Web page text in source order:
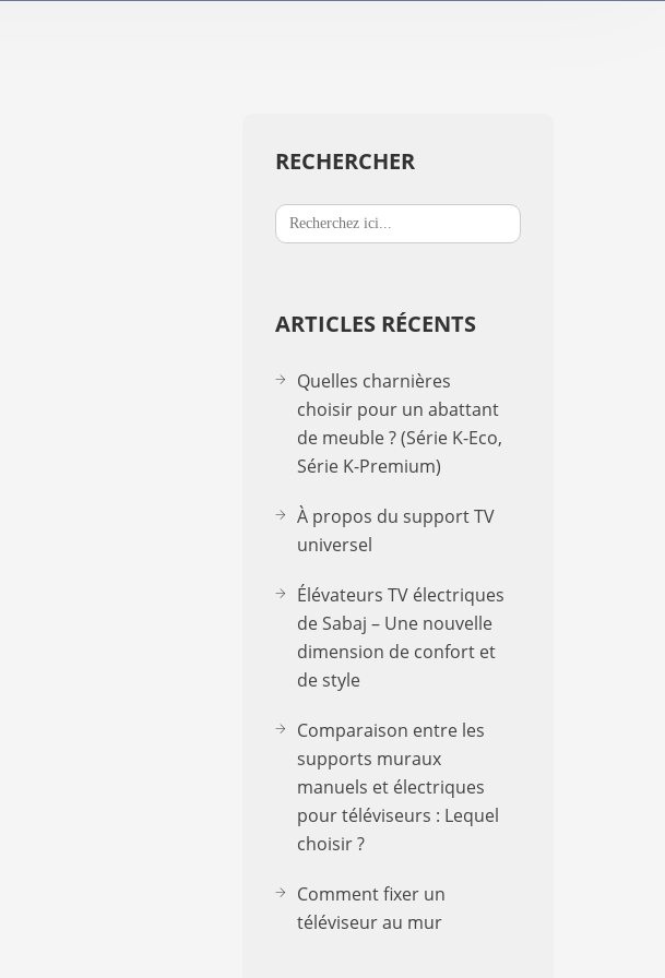
RECHERCHER
Search
for:
ARTICLES RÉCENTS
Quelles charnières
choisir pour un abattant
de meuble ? (Série K-Eco,
Série K-Premium)
À propos du support TV
universel
Élévateurs TV électriques
de Sabaj – Une nouvelle
dimension de confort et
de style
Comparaison entre les
supports muraux
manuels et électriques
pour téléviseurs : Lequel
choisir ?
Comment fixer un
téléviseur au mur